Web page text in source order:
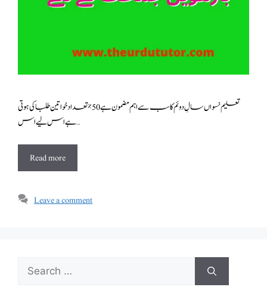
تعلیم نسواں سالِ دوئم کا سب سے اہم مضمون ہے 50٪ تعداد خواتین طلبا کی ہوتی
ہے اس لیے اس …
Read more
Leave a comment
Search
for: